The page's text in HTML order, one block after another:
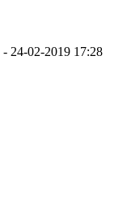
- 24-02-2019 17:28